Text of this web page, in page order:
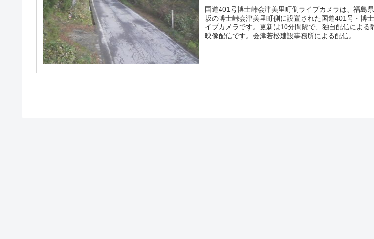
国道401号博士峠会津美里町側ライブカメラは、福島
坂の博士峠会津美里町側に設置された国道401号・博
イブカメラです。更新は10分間隔で、独自配信による
映像配信です。会津若松建設事務所による配信。